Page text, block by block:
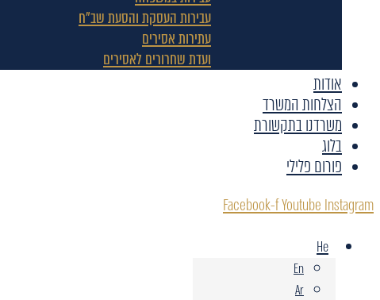
עבירות העסקת והסעת שב"ח
עתירות אסירים
ועדת שחרורים לאסירים
אודות
הצלחות המשרד
משרדנו בתקשורת
בלוג
פורום פלילי
Facebook-fYoutube Instagram
He
En
Ar